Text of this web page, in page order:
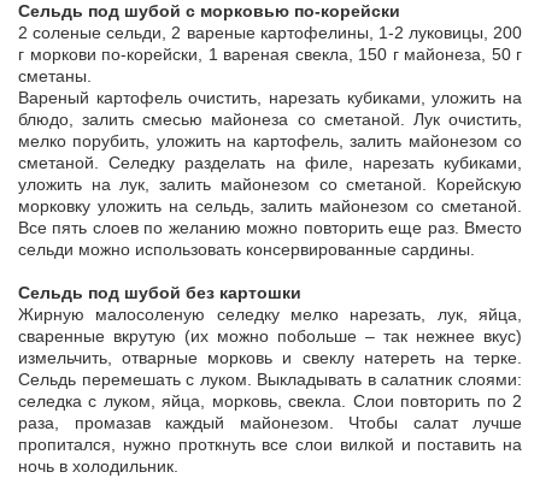
Сельдь под шубой с морковью по-корейски
2 соленые сельди, 2 вареные картофелины, 1-2 луковицы, 200
г моркови по-корейски, 1 вареная свекла, 150 г майонеза, 50 г
сметаны.
Вареный картофель очистить, нарезать кубиками, уложить на
блюдо, залить смесью майонеза со сметаной. Лук очистить,
мелко порубить, уложить на картофель, залить майонезом со
сметаной. Селедку разделать на филе, нарезать кубиками,
уложить на лук, залить майонезом со сметаной. Корейскую
морковку уложить на сельдь, залить майонезом со сметаной.
Все пять слоев по желанию можно повторить еще раз. Вместо
сельди можно использовать консервированные сардины.
Сельдь под шубой без картошки
Жирную малосоленую селедку мелко нарезать, лук, яйца,
сваренные вкрутую (их можно побольше – так нежнее вкус)
измельчить, отварные морковь и свеклу натереть на терке.
Сельдь перемешать с луком. Выкладывать в салатник слоями:
селедка с луком, яйца, морковь, свекла. Слои повторить по 2
раза, промазав каждый майонезом. Чтобы салат лучше
пропитался, нужно проткнуть все слои вилкой и поставить на
ночь в холодильник.